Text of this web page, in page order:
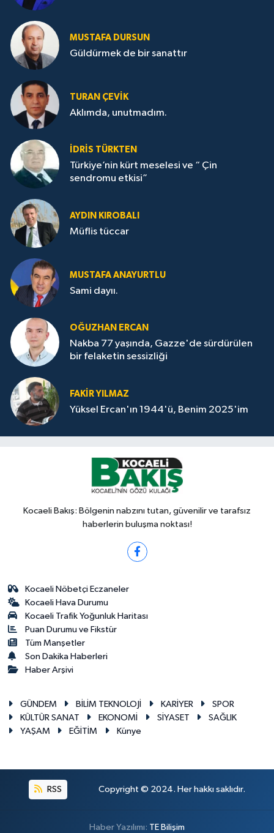
MUSTAFA DURSUN
Güldürmek de bir sanattır
TURAN ÇEVİK
Aklımda, unutmadım.
İDRİS TÜRKTEN
Türkiye’nin kürt meselesi ve “ Çin
sendromu etkisi”
AYDIN KIROBALI
Müflis tüccar
MUSTAFA ANAYURTLU
Sami dayıı.
OĞUZHAN ERCAN
Nakba 77 yaşında, Gazze'de sürdürülen
bir felaketin sessizliği
FAKİR YILMAZ
Yüksel Ercan'ın 1944'ü, Benim 2025'im
Kocaeli Bakış: Bölgenin nabzını tutan, güvenilir ve tarafsız
haberlerin buluşma noktası!
Kocaeli Nöbetçi Eczaneler
Kocaeli Hava Durumu
Kocaeli Trafik Yoğunluk Haritası
Puan Durumu ve Fikstür
Tüm Manşetler
Son Dakika Haberleri
Haber Arşivi
GÜNDEM BİLİM TEKNOLOJİ KARİYER
SPOR
KÜLTÜR SANAT
EKONOMİ SİYASET
SAĞLIK
YAŞAM
EĞİTİM Künye
RSS Copyright © 2024. Her hakkı saklıdır.
Haber Yazılımı: TE Bilişim